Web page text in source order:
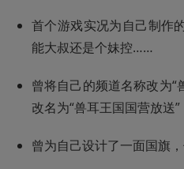
首个游戏实况为自己制作
能大叔还是个妹控……
曾将自己的频道名称改为“
改名为“兽耳王国国营放送”
曾为自己设计了一面国旗，